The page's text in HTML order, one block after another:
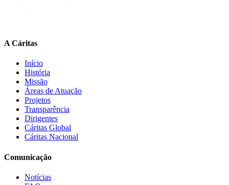
A Cáritas
Início
História
Missão
Áreas de Atuação
Projetos
Transparência
Dirigentes
Cáritas Global
Cáritas Nacional
Comunicação
Notícias